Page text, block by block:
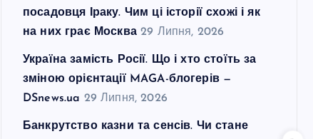
посадовця Іраку. Чим ці історії схожі і як
на них грає Москва 29 Липня, 2026
Україна замість Росії. Що і хто стоїть за
зміною орієнтації MAGA-блогерів —
DSnews.ua 29 Липня, 2026
Банкрутство казни та сенсів. Чи стане